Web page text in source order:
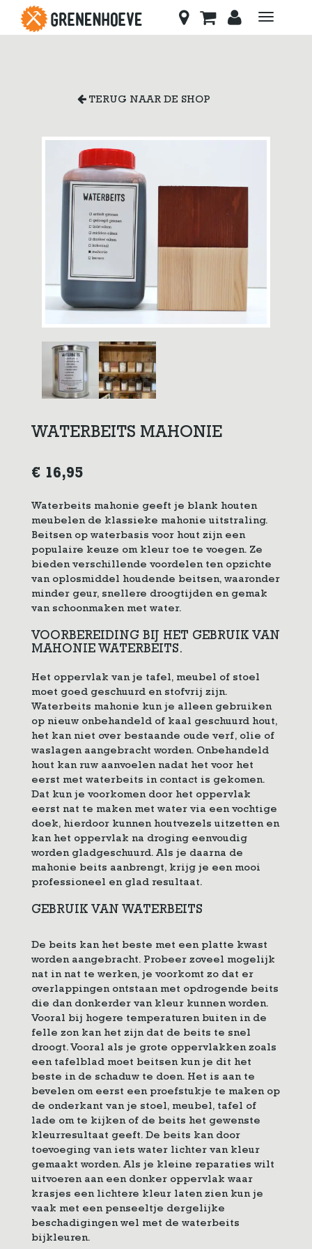
Toggle
TERUG NAAR DE SHOP
WATERBEITS MAHONIE
€ 16,95
Waterbeits mahonie geeft je blank houten
meubelen de klassieke mahonie uitstraling.
Beitsen op waterbasis voor hout zijn een
populaire keuze om kleur toe te voegen. Ze
bieden verschillende voordelen ten opzichte
van oplosmiddel houdende beitsen, waaronder
minder geur, snellere droogtijden en gemak
van schoonmaken met water.
VOORBEREIDING BIJ HET GEBRUIK VAN
MAHONIE WATERBEITS.
Het oppervlak van je tafel, meubel of stoel
moet goed geschuurd en stofvrij zijn.
Waterbeits mahonie kun je alleen gebruiken
op nieuw onbehandeld of kaal geschuurd hout,
het kan niet over bestaande oude verf, olie of
waslagen aangebracht worden. Onbehandeld
hout kan ruw aanvoelen nadat het voor het
eerst met waterbeits in contact is gekomen.
Dat kun je voorkomen door het oppervlak
eerst nat te maken met water via een vochtige
doek, hierdoor kunnen houtvezels uitzetten en
kan het oppervlak na droging eenvoudig
worden gladgeschuurd. Als je daarna de
mahonie beits aanbrengt, krijg je een mooi
professioneel en glad resultaat.
GEBRUIK VAN WATERBEITS
De beits kan het beste met een platte kwast
worden aangebracht. Probeer zoveel mogelijk
nat in nat te werken, je voorkomt zo dat er
overlappingen ontstaan met opdrogende beits
die dan donkerder van kleur kunnen worden.
Vooral bij hogere temperaturen buiten in de
felle zon kan het zijn dat de beits te snel
droogt. Vooral als je grote oppervlakken zoals
een tafelblad moet beitsen kun je dit het
beste in de schaduw te doen. Het is aan te
bevelen om eerst een proefstukje te maken op
de onderkant van je stoel, meubel, tafel of
lade om te kijken of de beits het gewenste
kleurresultaat geeft. De beits kan door
toevoeging van iets water lichter van kleur
gemaakt worden. Als je kleine reparaties wilt
uitvoeren aan een donker oppervlak waar
krasjes een lichtere kleur laten zien kun je
vaak met een penseeltje dergelijke
beschadigingen wel met de waterbeits
bijkleuren.